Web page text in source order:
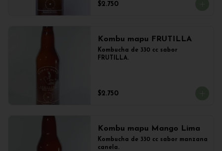
$2.750
Kombu mapu FRUTILLA
Kombucha de 330 cc sabor
FRUTILLA.
$2.750
Kombu mapu Mango Lima
Kombucha de 330 cc sabor manzana
canela.